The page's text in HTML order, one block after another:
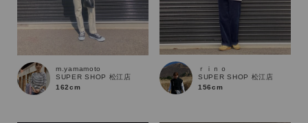
カテゴリ
サイズ
m.yamamoto
SUPER SHOP 松江店
162cm
ｒｉｎｏ
SUPER SHOP 松江店
156cm